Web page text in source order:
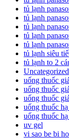
tủ lạnh
tủ lạnh
tủ lạnh
tủ lạnh
tủ lạnh
tủ lạnh siêu
tủ lạnh to 2
Uncategorized
uống thuốc
uống thuốc
uống thuốc
uống thuốc
uống thuốc
uv gel
vi sao be bi ho